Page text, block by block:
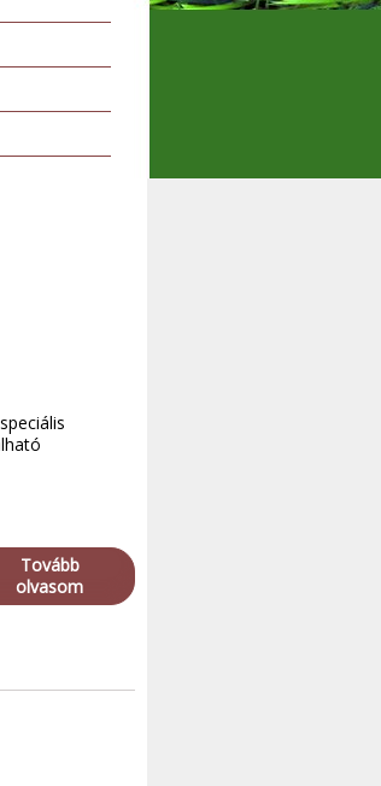
Tovább
olvasom